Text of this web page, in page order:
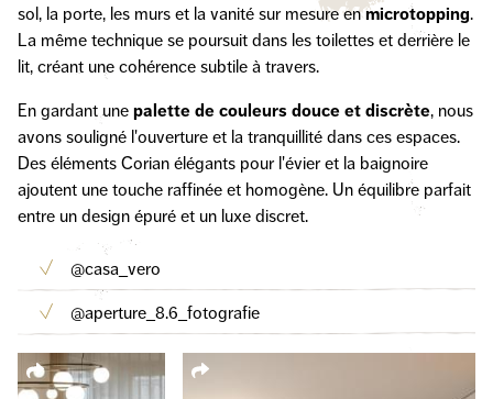
sol, la porte, les murs et la vanité sur mesure enmicrotopping.
La même technique se poursuit dans les toilettes et derrière le
lit, créant une cohérence subtile à travers.
En gardant une palette de couleurs douce et discrète, nous
avons souligné l'ouverture et la tranquillité dans ces espaces.
Des éléments Corian élégants pour l'évier et la baignoire
ajoutent une touche raffinée et homogène. Un équilibre parfait
entre un design épuré et un luxe discret.
@casa_vero
@aperture_8.6_fotografie